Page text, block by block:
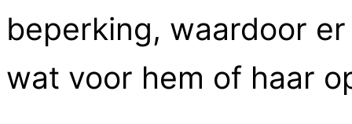
beperking, waardoor
wat voor hem of haar